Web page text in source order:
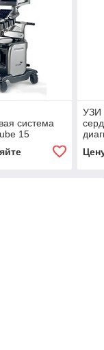
система
15
УЗИ